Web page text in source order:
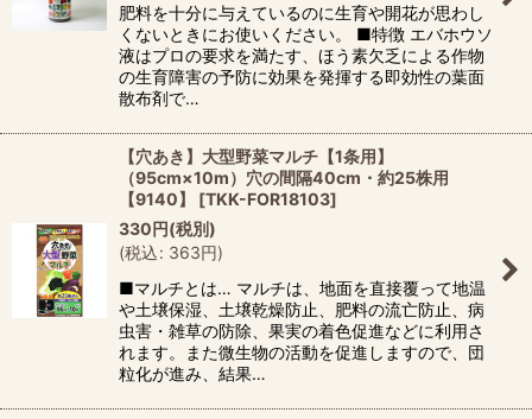
肥料を十分に与えているのに生育や開花が思わし
くないときにお使いください。 ■特徴 エバホウソ
液はプロの要求を満たす、ほう素欠乏による作物
の生育障害の予防に効果を発揮する即効性の葉面
散布剤で…
【穴あき】大型野菜マルチ【1条用】
（95cm×10m）穴の間隔40cm・約25株用
【9140】
[TKK-FOR18103]
330円(税別)
(税込: 363円)
■マルチとは… マルチは、地面を直接覆って地温
や土壌保湿、土壌乾燥防止、肥料の流亡防止、病
虫害・雑草の防除、果実の着色促進などに利用さ
れます。また微生物の活動を促進しますので、団
粒化が進み、結果…